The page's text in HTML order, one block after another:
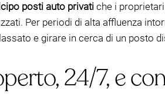
posti auto privatiche i
Per periodi di alta affluenza
e girare in cerca di un posto
24/7, e